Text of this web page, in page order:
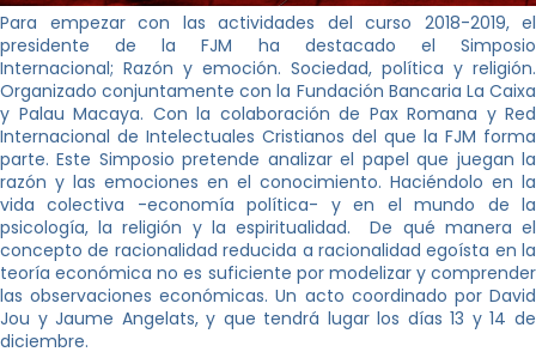
Para empezar con las actividades del curso 2018-2019, el
presidente de la FJM ha destacado el Simposio
Internacional; Razón y emoción. Sociedad, política y religión.
Organizado conjuntamente con la Fundación Bancaria La Caixa
y Palau Macaya. Con la colaboración de Pax Romana y Red
Internacional de Intelectuales Cristianos del que la FJM forma
parte. Este Simposio pretende analizar el papel que juegan la
razón y las emociones en el conocimiento. Haciéndolo en la
vida colectiva -economía política- y en el mundo de la
psicología, la religión y la espiritualidad. De qué manera el
concepto de racionalidad reducida a racionalidad egoísta en la
teoría económica no es suficiente por modelizar y comprender
las observaciones económicas. Un acto coordinado por David
Jou y Jaume Angelats, y que tendrá lugar los días 13 y 14 de
diciembre.